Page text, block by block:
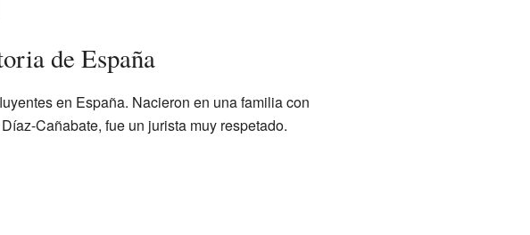
de España
en España. Nacieron en una familia con
Cañabate, fue un jurista muy respetado.